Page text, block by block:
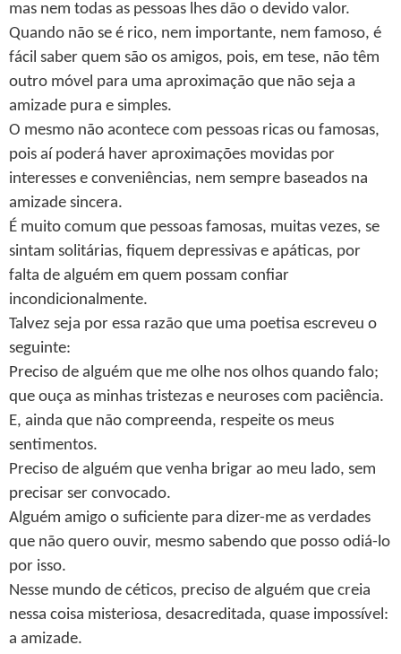
mas nem todas as pessoas lhes dão o devido valor.
Quando não se é rico, nem importante, nem famoso, é
fácil saber quem são os amigos, pois, em tese, não têm
outro móvel para uma aproximação que não seja a
amizade pura e simples.
O mesmo não acontece com pessoas ricas ou famosas,
pois aí poderá haver aproximações movidas por
interesses e conveniências, nem sempre baseados na
amizade sincera.
É muito comum que pessoas famosas, muitas vezes, se
sintam solitárias, fiquem depressivas e apáticas, por
falta de alguém em quem possam confiar
incondicionalmente.
Talvez seja por essa razão que uma poetisa escreveu o
seguinte:
Preciso de alguém que me olhe nos olhos quando falo;
que ouça as minhas tristezas e neuroses com paciência.
E, ainda que não compreenda, respeite os meus
sentimentos.
Preciso de alguém que venha brigar ao meu lado, sem
precisar ser convocado.
Alguém amigo o suficiente para dizer-me as verdades
que não quero ouvir, mesmo sabendo que posso odiá-lo
por isso.
Nesse mundo de céticos, preciso de alguém que creia
nessa coisa misteriosa, desacreditada, quase impossível:
a amizade.